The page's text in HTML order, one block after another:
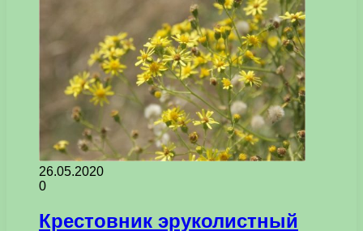
26.05.2020
0
Крестовник эруколистный